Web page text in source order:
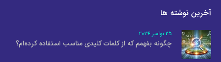
آخرین نوشته ها
25 نوامبر 2024
چگونه بفهمم که از کلمات کلیدی مناسب استفاده کرده‌ام؟